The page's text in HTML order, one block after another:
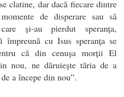
clatine, dar dacă fiecare dintre
de disperare sau să
și-au pierdut speranța,
împreună cu Isus speranța se
că din cenușa morții El
nou, ne dăruiește tăria de a
a începe din nou”.